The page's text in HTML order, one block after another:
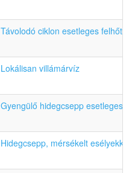
Távolodó ciklon esetleges
Lokálisan villámárvíz
Gyengülő hidegcsepp esetleges
Hidegcsepp, mérsékelt esélyekkel